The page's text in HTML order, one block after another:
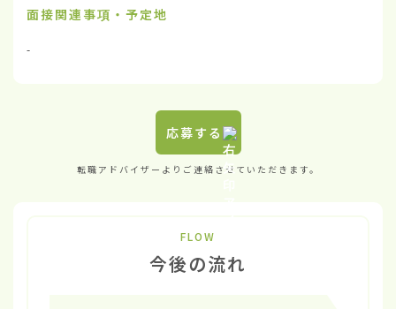
面接関連事項・予定地
-
応募する
転職アドバイザーよりご連絡させていただきます。
FLOW
今後の流れ